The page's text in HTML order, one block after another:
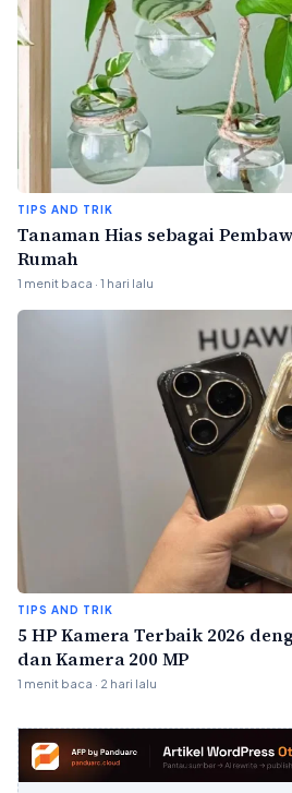
TIPS AND TRIK
Tanaman Hias sebagai
Rumah
1 menit baca · 1 hari lalu
TIPS AND TRIK
5 HP Kamera Terbaik 2026
dan Kamera 200 MP
1 menit baca · 2 hari lalu